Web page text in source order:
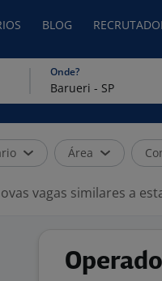
BLOG
Onde?
Área
vagas similares a